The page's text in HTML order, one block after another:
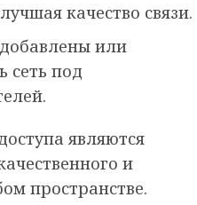
качество связи.
или
сеть под
являются
и
пространстве.